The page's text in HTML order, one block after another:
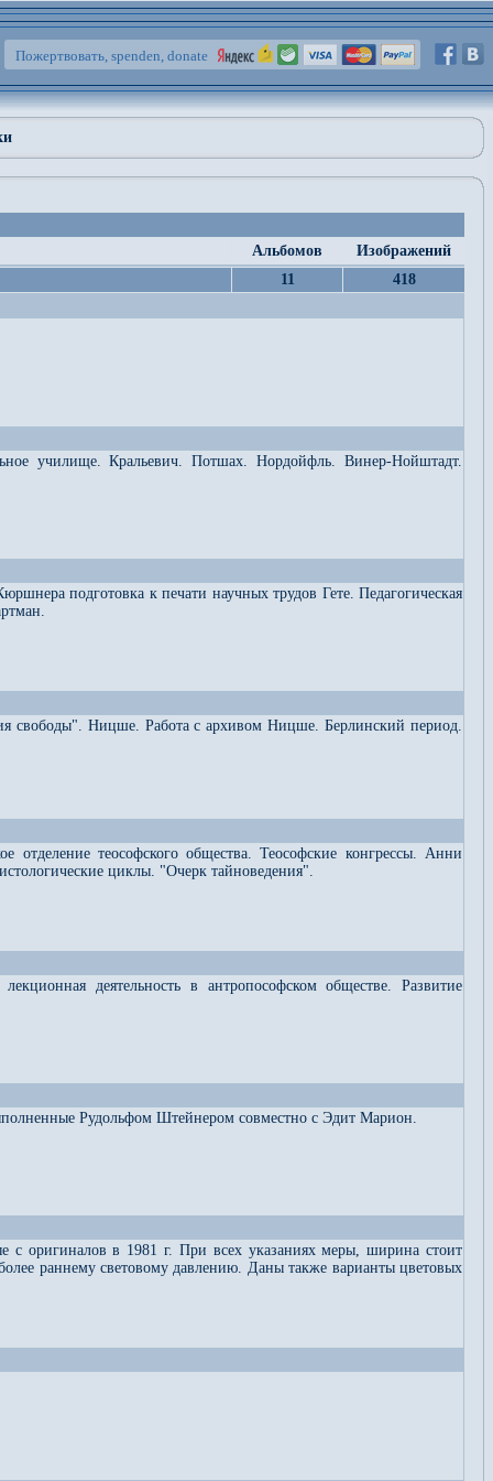
Пожертвовать, spenden, donate
Альбомов
Изображений
11
418
училище. Кральевич. Потшах. Нордойфль. Винер-Нойштадт.
подготовка к печати научных трудов Гете. Педагогическая
свободы". Ницше. Работа с архивом Ницше. Берлинский период.
теософского общества. Теософские конгрессы. Анни
циклы. "Очерк тайноведения".
деятельность в антропософском обществе. Развитие
Рудольфом Штейнером совместно с Эдит Марион.
с оригиналов в 1981 г. При всех указаниях меры, ширина стоит
раннему световому давлению. Даны также варианты цветовых